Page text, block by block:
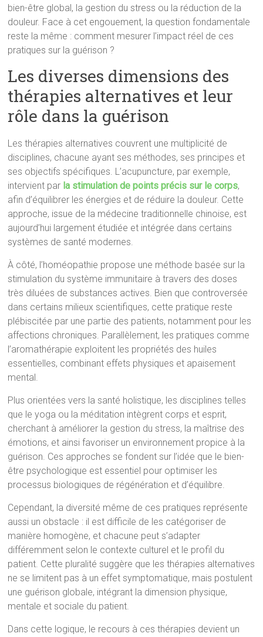
bien-être global, la gestion du stress ou la réduction de la
douleur. Face à cet engouement, la question fondamentale
reste la même : comment mesurer l’impact réel de ces
pratiques sur la guérison ?
Les diverses dimensions des
thérapies alternatives et leur
rôle dans la guérison
Les thérapies alternatives couvrent une multiplicité de
disciplines, chacune ayant ses méthodes, ses principes et
ses objectifs spécifiques. L’acupuncture, par exemple,
intervient par la stimulation de points précis sur le corps,
afin d’équilibrer les énergies et de réduire la douleur. Cette
approche, issue de la médecine traditionnelle chinoise, est
aujourd’hui largement étudiée et intégrée dans certains
systèmes de santé modernes.
À côté, l’homéopathie propose une méthode basée sur la
stimulation du système immunitaire à travers des doses
très diluées de substances actives. Bien que controversée
dans certains milieux scientifiques, cette pratique reste
plébiscitée par une partie des patients, notamment pour les
affections chroniques. Parallèlement, les pratiques comme
l’aromathérapie exploitent les propriétés des huiles
essentielles, combinant effets physiques et apaisement
mental.
Plus orientées vers la santé holistique, les disciplines telles
que le yoga ou la méditation intègrent corps et esprit,
cherchant à améliorer la gestion du stress, la maîtrise des
émotions, et ainsi favoriser un environnement propice à la
guérison. Ces approches se fondent sur l’idée que le bien-
être psychologique est essentiel pour optimiser les
processus biologiques de régénération et d’équilibre.
Cependant, la diversité même de ces pratiques représente
aussi un obstacle : il est difficile de les catégoriser de
manière homogène, et chacune peut s’adapter
différemment selon le contexte culturel et le profil du
patient. Cette pluralité suggère que les thérapies alternatives
ne se limitent pas à un effet symptomatique, mais postulent
une guérison globale, intégrant la dimension physique,
mentale et sociale du patient.
Dans cette logique, le recours à ces thérapies devient un